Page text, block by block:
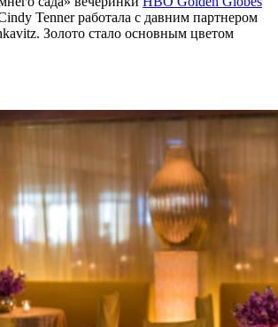
Tenner работала с давним партнером
Золото стало основным цветом